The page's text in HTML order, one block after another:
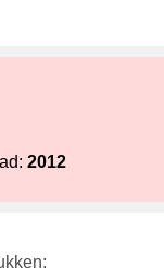
2012